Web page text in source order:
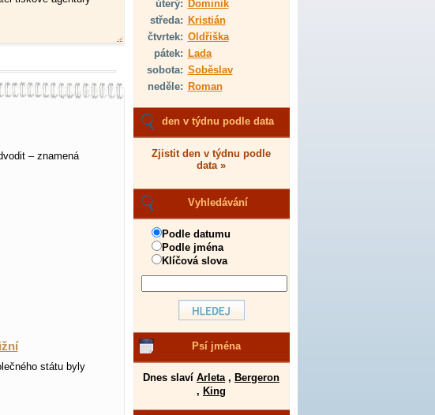
– znamená
státu byly
úterý: Dominik
středa: Kristián
čtvrtek: Oldřiška
pátek: Lada
sobota: Soběslav
neděle: Roman
den v týdnu podle data
Zjistit den v týdnu podle
data »
Vyhledávání
Podle datumu
Podle jména
Klíčová slova
Psí jména
Dnes slaví Arleta, Bergeron
, King